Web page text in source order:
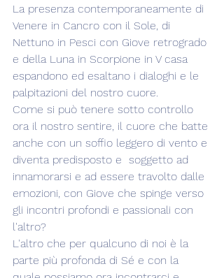
La presenza contemporaneamente di
Venere in Cancro con il Sole, di
Nettuno in Pesci con Giove retrogrado
e della Luna in Scorpione in V casa
espandono ed esaltano i dialoghi e le
palpitazioni del nostro cuore.
Come si può tenere sotto controllo
ora il nostro sentire, il cuore che batte
anche con un soffio leggero di vento e
diventa predisposto e  soggetto ad
innamorarsi e ad essere travolto dalle
emozioni, con Giove che spinge verso
gli incontri profondi e passionali con
l'altro?
L'altro che per qualcuno di noi è la
parte più profonda di Sé e con la